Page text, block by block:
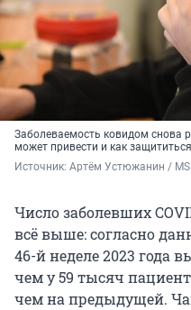
Заболеваемость ковидом снова
может привести и как
Источник: Артём Устюжанин /
Число заболевших
всё выше: согласно
46-й неделе 2023 года
чем у 59 тысяч
чем на предыдущей.